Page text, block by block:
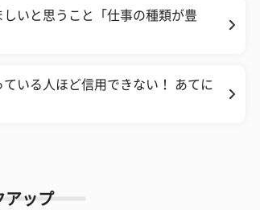
いと思うこと「仕事の種類が豊
いる人ほど信用できない！ あてに
アップ